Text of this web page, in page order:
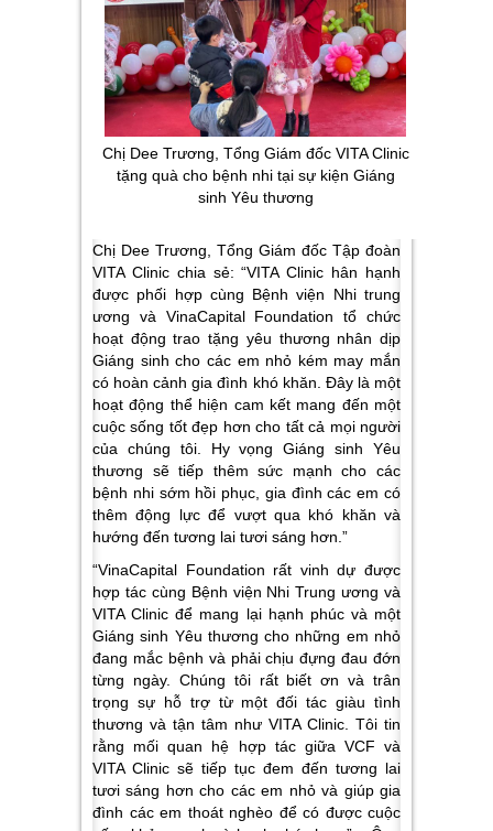
Chị Dee Trương, Tổng Giám đốc VITA Clinic
tặng quà cho bệnh nhi tại sự kiện Giáng
sinh Yêu thương
Chị Dee Trương, Tổng Giám đốc Tập đoàn
VITA Clinic chia sẻ:“VITA Clinic hân hạnh
được phối hợp cùng Bệnh viện Nhi trung
ương và VinaCapital Foundation tổ chức
hoạt động trao tặng yêu thương nhân dịp
Giáng sinh cho các em nhỏ kém may mắn
có hoàn cảnh gia đình khó khăn. Đây là một
hoạt động thể hiện cam kết mang đến một
cuộc sống tốt đẹp hơn cho tất cả mọi người
của chúng tôi. Hy vọng Giáng sinh Yêu
thương sẽ tiếp thêm sức mạnh cho các
bệnh nhi sớm hồi phục, gia đình các em có
thêm động lực để vượt qua khó khăn và
hướng đến tương lai tươi sáng hơn.”
“VinaCapital Foundation rất vinh dự được
hợp tác cùng Bệnh viện Nhi Trung ương và
VITA Clinic để mang lại hạnh phúc và một
Giáng sinh Yêu thương cho những em nhỏ
đang mắc bệnh và phải chịu đựng đau đớn
từng ngày. Chúng tôi rất biết ơn và trân
trọng sự hỗ trợ từ một đối tác giàu tình
thương và tận tâm như VITA Clinic. Tôi tin
rằng mối quan hệ hợp tác giữa VCF và
VITA Clinic sẽ tiếp tục đem đến tương lai
tươi sáng hơn cho các em nhỏ và giúp gia
đình các em thoát nghèo để có được cuộc